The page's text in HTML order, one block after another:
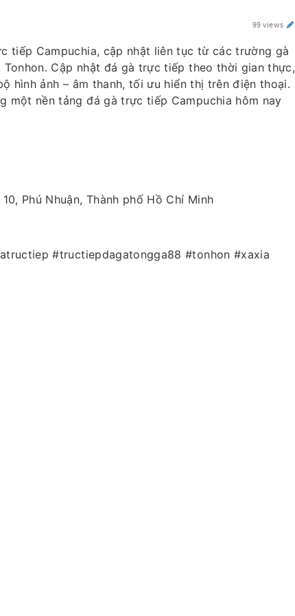
99 views
tiếp Campuchia, cập nhật liên tục từ các trường gà
Tonhon. Cập nhật đá gà trực tiếp theo thời gian thực,
hình ảnh – âm thanh, tối ưu hiển thị trên điện thoại.
một nền tảng đá gà trực tiếp Campuchia hôm nay
Phú Nhuận, Thành phố Hồ Chí Minh
#tructiepdagatongga88 #tonhon #xaxia